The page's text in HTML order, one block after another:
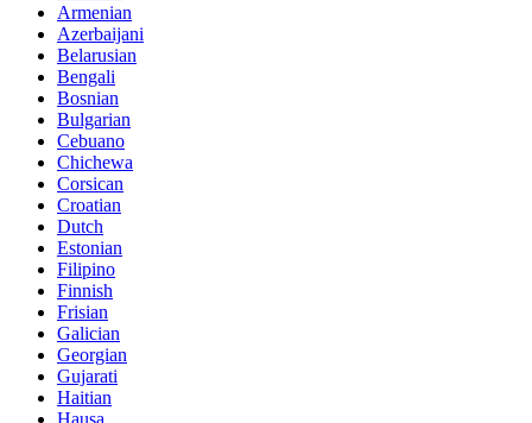
Armenian
Azerbaijani
Belarusian
Bengali
Bosnian
Bulgarian
Cebuano
Chichewa
Corsican
Croatian
Dutch
Estonian
Filipino
Finnish
Frisian
Galician
Georgian
Gujarati
Haitian
Hausa